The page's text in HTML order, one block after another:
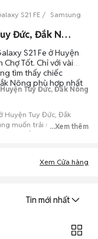
S21 FE Samsung
0 Samsung Galaxy S21 Fe ở Huyện Tuy Đức, Đắk Nông máy bền đẹp đang bán 08/2026
S21 Fe ở Huyện
Tốt. Chỉ với vài
tìm thấy chiếc
Nông phù hợp nhất
Tuy Đức, Đắk Nông
Huyện Tuy Đức, Đắk
muốn trải nghiệm
ra mắt.
lên đời máy, mang
hình thức máy và màu
giúp người mua
...Xem thêm
Xem Cửa hàng
Tin mới nhất